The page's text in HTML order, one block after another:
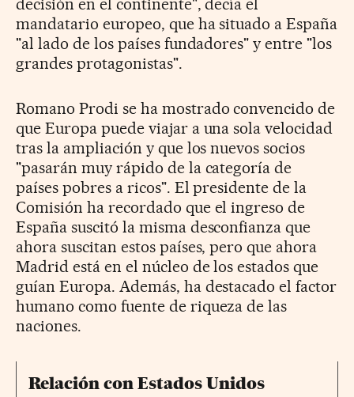
mandatario europeo, que ha situado a España
"al lado de los países fundadores" y entre "los
grandes protagonistas".
Romano Prodi se ha mostrado convencido de
que Europa puede viajar a una sola velocidad
tras la ampliación y que los nuevos socios
"pasarán muy rápido de la categoría de
países pobres a ricos". El presidente de la
Comisión ha recordado que el ingreso de
España suscitó la misma desconfianza que
ahora suscitan estos países, pero que ahora
Madrid está en el núcleo de los estados que
guían Europa. Además, ha destacado el factor
humano como fuente de riqueza de las
naciones.
Relación con Estados Unidos